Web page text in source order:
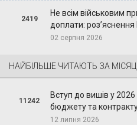
2419
Не всім військовим
доплати:
02 серпня 2026
НАЙБІЛЬШЕ ЧИТАЮТЬ ЗА
11242
Вступ до вишів у 2026
бюджету та
12 липня 2026